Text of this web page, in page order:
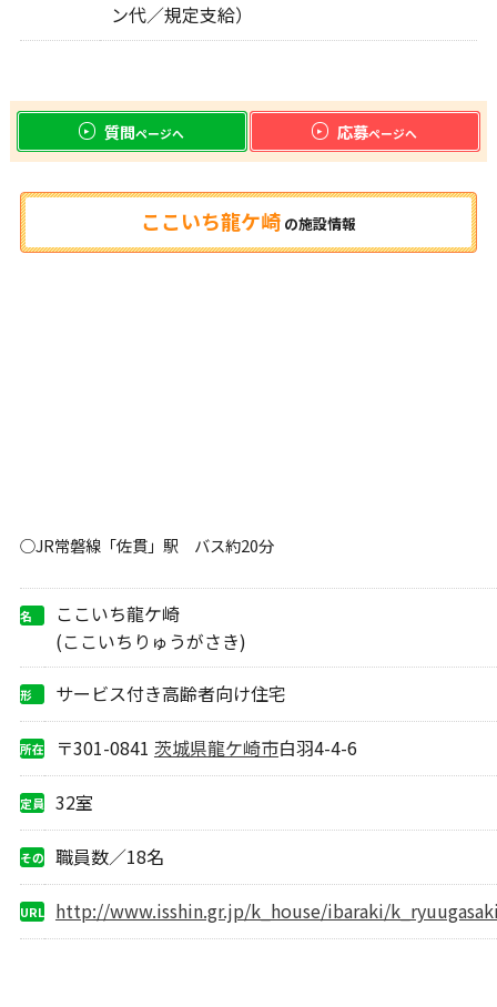
ン代／規定支給）
質問ページへ 応募ページへ
ここいち龍ケ崎 の施設情報
○JR常磐線「佐貫」駅 バス約20分
名
ここいち龍ケ崎
(ここいちりゅうがさき)
形
サービス付き高齢者向け住宅
所在
〒301-0841 茨城県龍ケ崎市白羽4-4-6
定員 32室
その
職員数／18名
URL http://www.isshin.gr.jp/k_house/ibaraki/